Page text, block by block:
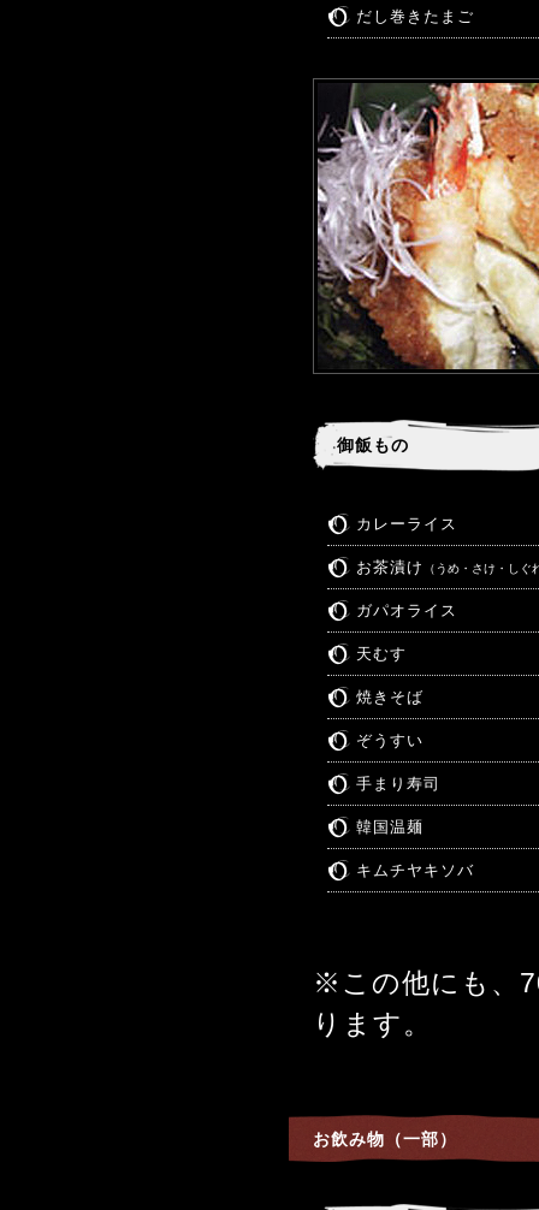
だし巻きたまご
御飯もの
カレーライス
お茶漬け （うめ・さけ・しぐ
ガパオライス
天むす
焼きそば
ぞうすい
手まり寿司
韓国温麺
キムチヤキソバ
※この他にも、
ります。
お飲み物（一部）